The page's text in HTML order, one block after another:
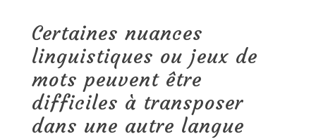
Certaines nuances
linguistiques ou jeux de
mots peuvent être
difficiles à transposer
dans une autre langue